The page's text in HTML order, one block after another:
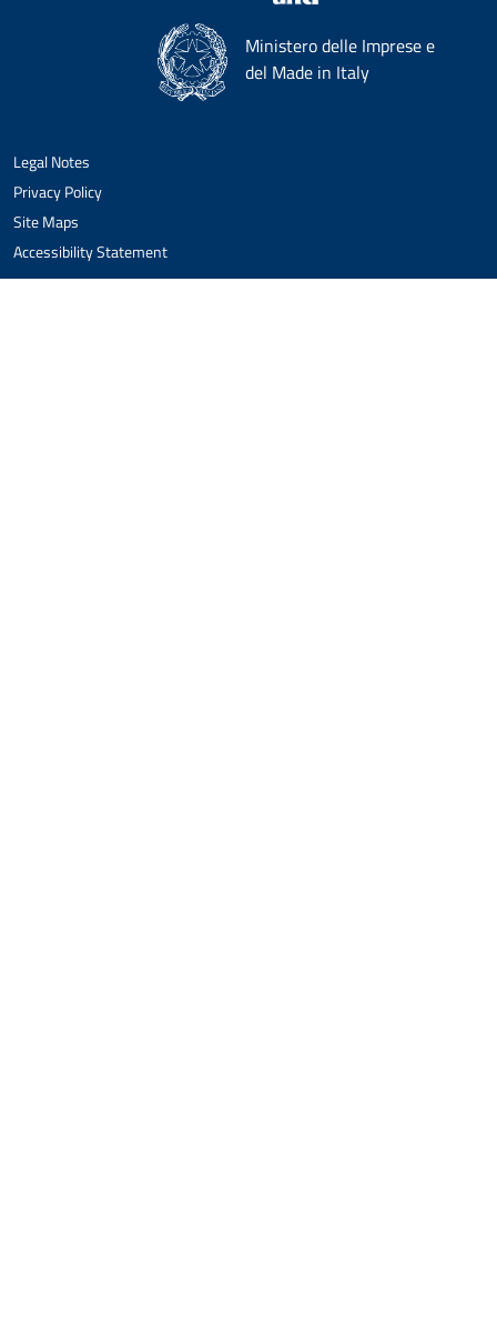
Ministero delle Imprese e
del Made in Italy
Legal Notes
Privacy Policy
Site Maps
Accessibility Statement